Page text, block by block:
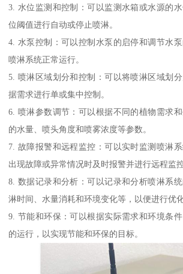
3. 水位监测和控制：可以监测水箱或水源的
位阈值进行自动或停止喷淋。
4. 水泵控制：可以控制水泵的启停和调节水
喷淋系统正常运行。
5. 喷淋区域划分和控制：可以将喷淋区域划
据需求进行单或集中控制。
6. 喷淋参数调节：可以根据不同的植物需求
的水量、喷头角度和喷雾浓度等参数。
7. 故障报警和远程监控：可以实时监测喷淋
出现故障或异常情况时及时报警并进行远程监
8. 数据记录和分析：可以记录和分析喷淋系
淋时间、水量消耗和环境变化等，以便进行优
9. 节能和环保：可以根据实际需求和环境条
的运行，以实现节能和环保的目标。